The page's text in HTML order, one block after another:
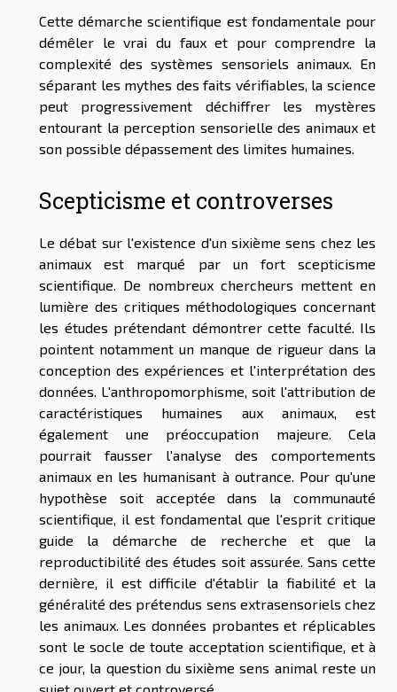
Cette démarche scientifique est fondamentale pour
démêler le vrai du faux et pour comprendre la
complexité des systèmes sensoriels animaux. En
séparant les mythes des faits vérifiables, la science
peut progressivement déchiffrer les mystères
entourant la perception sensorielle des animaux et
son possible dépassement des limites humaines.
Scepticisme et controverses
Le débat sur l'existence d'un sixième sens chez les
animaux est marqué par un fort scepticisme
scientifique. De nombreux chercheurs mettent en
lumière des critiques méthodologiques concernant
les études prétendant démontrer cette faculté. Ils
pointent notamment un manque de rigueur dans la
conception des expériences et l'interprétation des
données. L'anthropomorphisme, soit l'attribution de
caractéristiques humaines aux animaux, est
également une préoccupation majeure. Cela
pourrait fausser l'analyse des comportements
animaux en les humanisant à outrance. Pour qu'une
hypothèse soit acceptée dans la communauté
scientifique, il est fondamental que l'esprit critique
guide la démarche de recherche et que la
reproductibilité des études soit assurée. Sans cette
dernière, il est difficile d'établir la fiabilité et la
généralité des prétendus sens extrasensoriels chez
les animaux. Les données probantes et réplicables
sont le socle de toute acceptation scientifique, et à
ce jour, la question du sixième sens animal reste un